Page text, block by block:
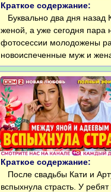
Краткое содержание:
Буквально два дня назад
женой, а уже сегодня пара
фотосессии молодожены
новоиспеченные муж и
Краткое содержание:
После свадьбы Кати и
вспыхнула страсть. У